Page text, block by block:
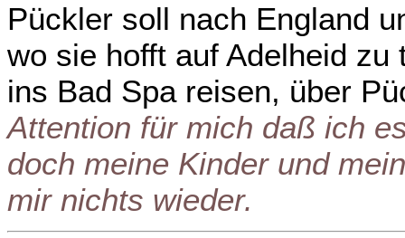
Pückler soll nach England
wo sie hofft auf Adelheid
ins Bad Spa reisen, über
Attention für mich daß ich
doch meine Kinder und
mir nichts wieder.